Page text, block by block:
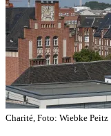
Charité, Foto: Wiebke Peitz